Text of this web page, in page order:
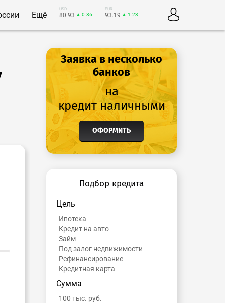
Ещё
USD
80.93 ▲ 0.86
EUR
93.19 ▲ 1.23
Заявка в несколько
банков
на
кредит наличными
ОФОРМИТЬ
Подбор кредита
Цель
Ипотека
Кредит на авто
Займ
Под залог недвижимости
Рефинансирование
Кредитная карта
Сумма
100 тыс. руб.